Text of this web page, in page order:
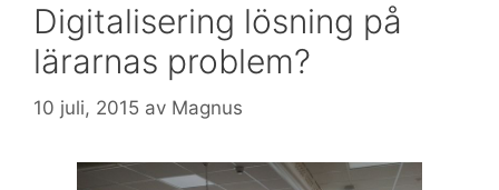
Digitalisering lösning på
lärarnas problem?
10 juli, 2015 av Magnus